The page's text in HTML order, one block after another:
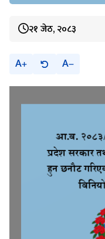
२१ जेठ, २०८३
A A